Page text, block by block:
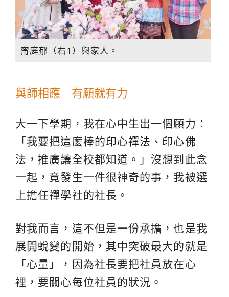
甯庭郁（右1）與家人。
與師相應 有願就有力
大一下學期，我在心中生出一個願力：
「我要把這麼棒的印心禪法 、 印心佛
法 ，推廣讓全校都知道。」沒想到此念
一起，竟發生一件很神奇的事，我被選
上擔任禪學社的社長。
對我而言，這不但是一份承擔，也是我
展開蛻變的開始，其中突破最大的就是
「心量」，因為社長要把社員放在心
裡，要關心每位社員的狀況。